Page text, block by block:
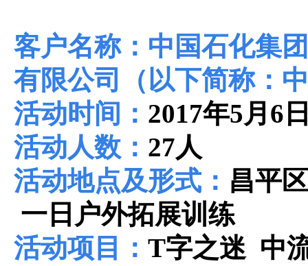
客户名称： 中国石化集
有限公司（以下简称：
活动时间： 2017年5月6
活动人数： 27人
活动地点及形式： 昌平
一日户外拓展训练
活动项目： T字之迷 中